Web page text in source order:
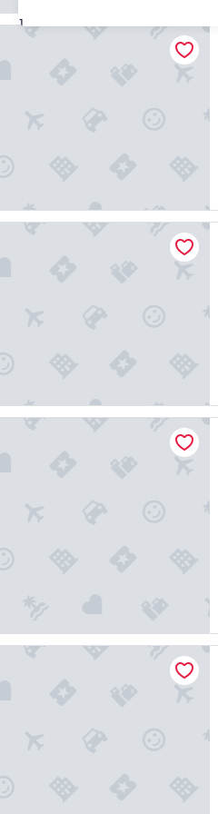
31
Guesthouse
Hotel GrandWest
Hotel & Spa